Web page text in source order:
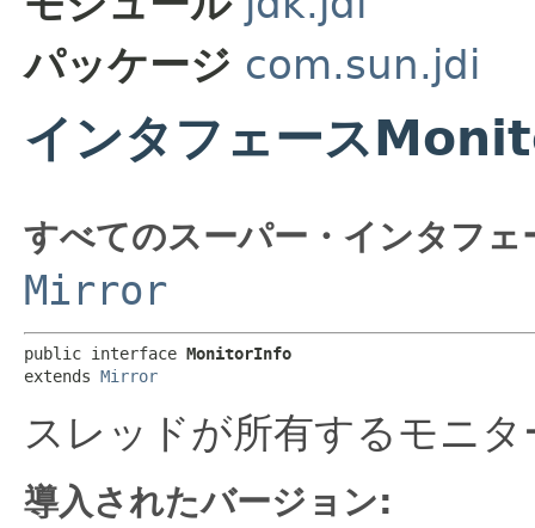
パッケージ com.sun.jdi
インタフェース
すべてのスーパー・インタフェ
Mirror
public interface MonitorInfo
extends Mirror
スレッドが所有するモニ
導入されたバージョン: